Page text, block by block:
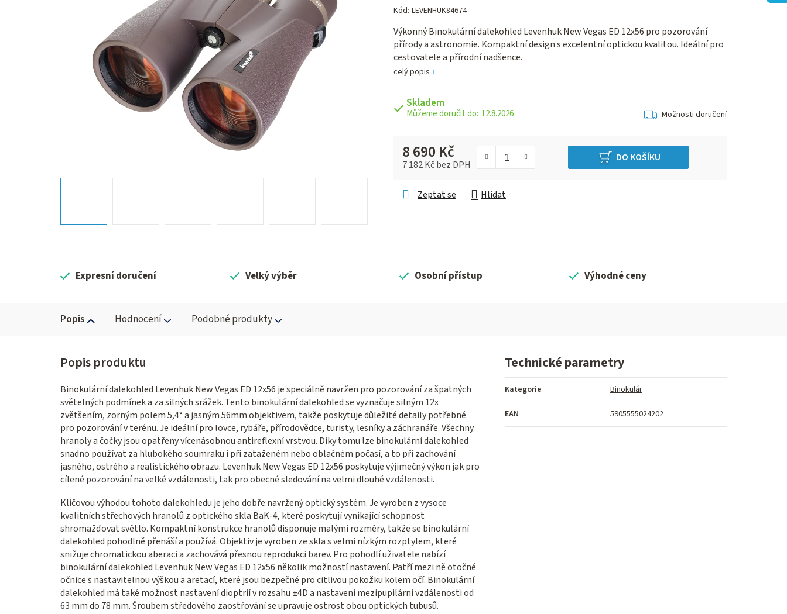
hodnocení
je
0,0
z 5
hvězdiček.
Kód: LEVENHUK84674
Výkonný Binokulární dalekohled Levenhuk New Vegas ED 12x56 pro pozorování
přírody a astronomie. Kompaktní design s excelentní optickou kvalitou. Ideální pro
cestovatele a přírodní nadšence.
celý popis
Skladem
12.8.2026 Možnosti doručení
8 690 Kč
7 182 Kč bez DPH
DO KOŠÍKU
Zeptat se Hlídat
Expresní doručení Velký výběr Osobní přístup Výhodné ceny
Popis Hodnocení Podobné produkty
Binokulární dalekohled Levenhuk New Vegas ED 12x56 je speciálně navržen pro pozorování za špatných
světelných podmínek a za silných srážek. Tento binokulární dalekohled se vyznačuje silným 12x
zvětšením, zorným polem 5,4° a jasným 56mm objektivem, takže poskytuje důležité detaily potřebné
pro pozorování v terénu. Je ideální pro lovce, rybáře, přírodovědce, turisty, lesníky a záchranáře. Všechny
hranoly a čočky jsou opatřeny vícenásobnou antireflexní vrstvou. Díky tomu lze binokulární dalekohled
snadno používat za hlubokého soumraku i při zataženém nebo oblačném počasí, a to při zachování
jasného, ostrého a realistického obrazu. Levenhuk New Vegas ED 12x56 poskytuje výjimečný výkon jak pro
cílené pozorování na velké vzdálenosti, tak pro obecné sledování na velmi dlouhé vzdálenosti.
Klíčovou výhodou tohoto dalekohledu je jeho dobře navržený optický systém. Je vyroben z vysoce
kvalitních střechových hranolů z optického skla BaK-4, které poskytují vynikající schopnost
shromažďovat světlo. Kompaktní konstrukce hranolů disponuje malými rozměry, takže se binokulární
dalekohled pohodlně přenáší a používá. Objektiv je vyroben ze skla s velmi nízkým rozptylem, které
snižuje chromatickou aberaci a zachovává přesnou reprodukci barev. Pro pohodlí uživatele nabízí
binokulární dalekohled Levenhuk New Vegas ED 12x56 několik možností nastavení. Patří mezi ně otočné
očnice s nastavitelnou výškou a aretací, které jsou bezpečné pro citlivou pokožku kolem očí. Binokulární
dalekohled má také možnost nastavení dioptrií v rozsahu ±4D a nastavení mezipupilární vzdálenosti od
63 mm do 78 mm. Šroubem středového zaostřování se upravuje ostrost obou optických tubusů.
Technické parametry
Kategorie Binokulár
EAN 5905555024202